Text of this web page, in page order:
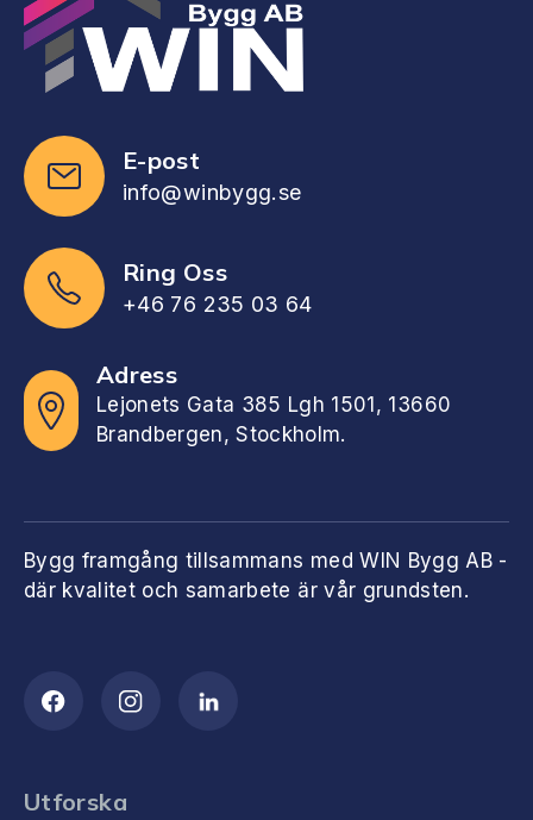
E-post
info@winbygg.se
Ring Oss
+46 76 235 03 64
Adress
Lejonets Gata 385 Lgh 1501, 13660
Brandbergen, Stockholm.
Bygg framgång tillsammans med WIN Bygg AB -
där kvalitet och samarbete är vår grundsten.
Utforska